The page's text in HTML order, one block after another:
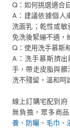
Q：如何挑選適合
A：建議依據個人
洗面乳；乾性或
免洗後緊繃不適，
Q：使用洗手慕斯
A：洗手慕斯擠
手，帶走皮脂與
洗不殘留，溫和呵
線上訂購宅配到
無負擔，眾多商
養、防曬 、 毛巾、